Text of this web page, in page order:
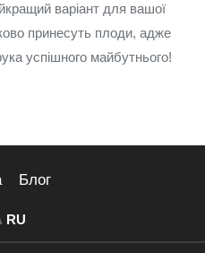
варіант для вашої
принесуть плоди, адже
успішного майбутнього!
Блог
RU